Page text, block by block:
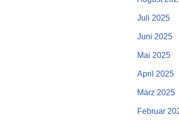
Juli 2025
Juni 2025
Mai 2025
April 2025
März 2025
Februar